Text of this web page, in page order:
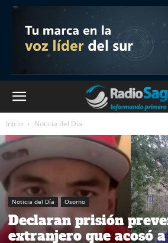
Inicio Noticia del Día
Noticia del Día Osorno
Declaran prisión
extranjero que acosó